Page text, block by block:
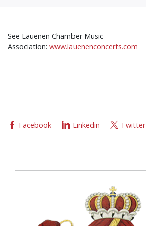
See Lauenen Chamber Music
Association: www.lauenenconcerts.com
Facebook Linkedin Twitter